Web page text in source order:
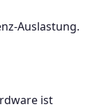
Auslastung.
ist